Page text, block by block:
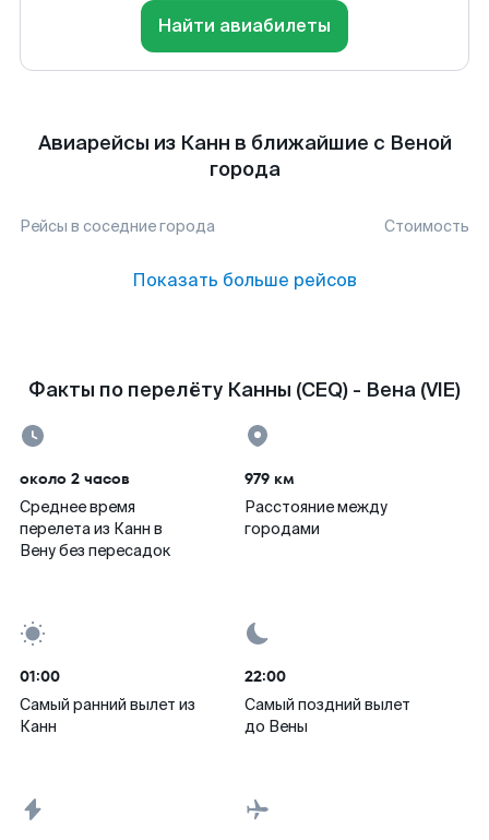
Найти авиабилеты
Авиарейсы из Канн в ближайшие с Веной
города
Рейсы в соседние города Стоимость
Показать больше рейсов
Факты по перелёту Канны (CEQ) - Вена (VIE)
около 2 часов
Среднее время
перелета из Канн в
Вену без пересадок
979 км
Расстояние между
городами
01:00
Самый ранний вылет из
Канн
22:00
Самый поздний вылет
до Вены